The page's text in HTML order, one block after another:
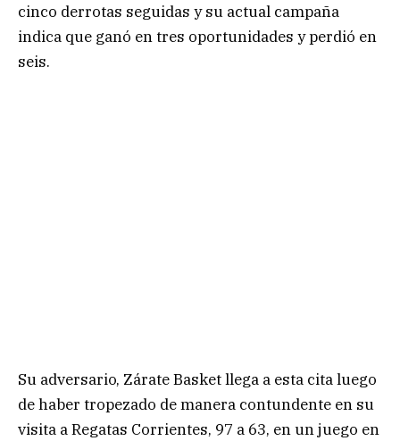
cinco derrotas seguidas y su actual campaña
indica que ganó en tres oportunidades y perdió en
seis.
Su adversario, Zárate Basket llega a esta cita luego
de haber tropezado de manera contundente en su
visita a Regatas Corrientes, 97 a 63, en un juego en